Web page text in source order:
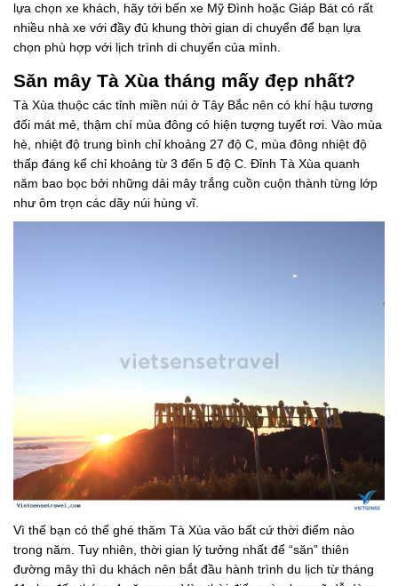
lựa chọn xe khách, hãy tới bến xe Mỹ Đình hoặc Giáp Bát có rất
nhiều nhà xe với đầy đủ khung thời gian di chuyển để bạn lựa
chọn phù hợp với lịch trình di chuyển của mình.
Săn mây Tà Xùa tháng mấy đẹp nhất?
Tà Xùa thuộc các tỉnh miền núi ở Tây Bắc nên có khí hậu tương
đối mát mẻ, thậm chí mùa đông có hiện tượng tuyết rơi. Vào mùa
hè, nhiệt độ trung bình chỉ khoảng 27 độ C, mùa đông nhiệt độ
thấp đáng kể chỉ khoảng từ 3 đến 5 độ C. Đỉnh Tà Xùa quanh
năm bao bọc bởi những dải mây trắng cuồn cuộn thành từng lớp
như ôm trọn các dãy núi hùng vĩ.
Vì thế bạn có thể ghé thăm Tà Xùa vào bất cứ thời điểm nào
trong năm. Tuy nhiên, thời gian lý tưởng nhất để “săn” thiên
đường mây thì du khách nên bắt đầu hành trình du lịch từ tháng